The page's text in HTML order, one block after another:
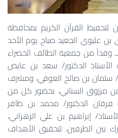
القرآن الكريم بمحافظة
عليوي الجعيد صباح يوم الأحد
1 ذي القعدة 1444هـ وفداً من جمعية الطائف الخضراء
الدكتور/ سعد بن عايض
سلمان بن صالح العوفي، ومشرف
مرزوق السناني، بحضور كل من
فرقان الدكتور/ محمد بن ظافر
إبراهيم بن علي الزهراني،
بين الطرفين، لتحقيق الأهداف